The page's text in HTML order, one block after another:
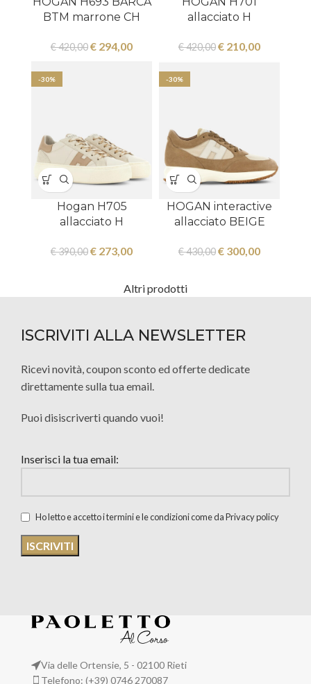
BTM marrone CH
€420,00€ 294,00
allacciato H
€420,00€ 210,00
-30%
Hogan H705
allacciato H
€390,00€ 273,00
-30%
HOGAN interactive
allacciato BEIGE
€430,00€ 300,00
Altri prodotti
ISCRIVITI ALLA NEWSLETTER
Ricevi novità, coupon sconto ed offerte dedicate
direttamente sulla tua email.
Puoi disiscriverti quando vuoi!
Inserisci la tua email:
Ho letto e accetto i termini e le condizioni come da Privacy policy
Via delle Ortensie, 5 - 02100 Rieti
Telefono: (+39) 0746 270087